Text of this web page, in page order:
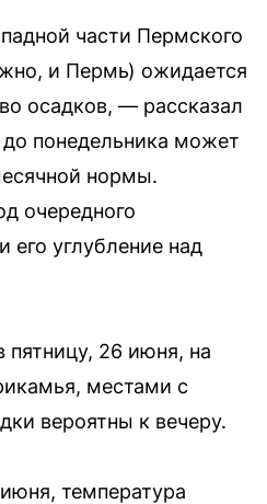
части Пермского
и Пермь) ожидается
осадков, — рассказал
понедельника может
нормы.
очередного
его углубление над
26 июня, на
местами с
вероятны к вечеру.
температура